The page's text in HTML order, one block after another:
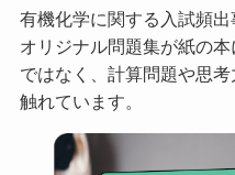
有機化学に関する入試頻
オリジナル問題集が紙の
ではなく、計算問題や思
触れています。